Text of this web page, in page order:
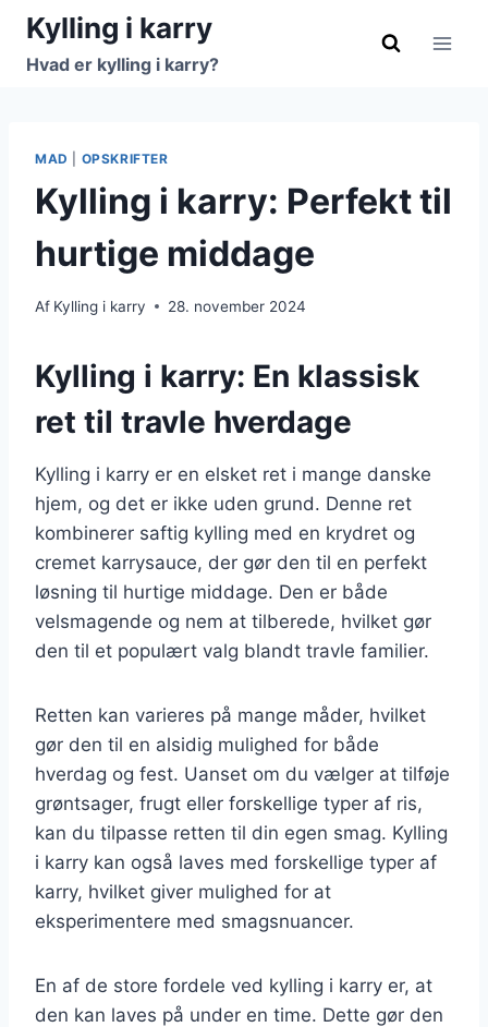
Fortsæt
indhold
Kylling i karry
Hvad er kylling i karry?
MAD OPSKRIFTER
Kylling i karry: Perfekt til
hurtige middage
Af Kylling i karry 28. november 2024
Kylling i karry: En klassisk
ret til travle hverdage
Kylling i karry er en elsket ret i mange danske
hjem, og det er ikke uden grund. Denne ret
kombinerer saftig kylling med en krydret og
cremet karrysauce, der gør den til en perfekt
løsning til hurtige middage. Den er både
velsmagende og nem at tilberede, hvilket gør
den til et populært valg blandt travle familier.
Retten kan varieres på mange måder, hvilket
gør den til en alsidig mulighed for både
hverdag og fest. Uanset om du vælger at tilføje
grøntsager, frugt eller forskellige typer af ris,
kan du tilpasse retten til din egen smag. Kylling
i karry kan også laves med forskellige typer af
karry, hvilket giver mulighed for at
eksperimentere med smagsnuancer.
En af de store fordele ved kylling i karry er, at
den kan laves på under en time. Dette gør den